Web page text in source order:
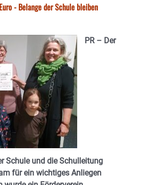
- Belange der Schule bleiben
PR – Der
Schule und die Schulleitung
für ein wichtiges Anliegen